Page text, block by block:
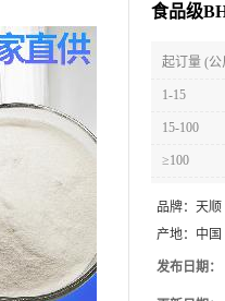
食品级
起订量 (公
1-15
15-100
≥100
品牌： 天顺
产地： 中国
发布日期：